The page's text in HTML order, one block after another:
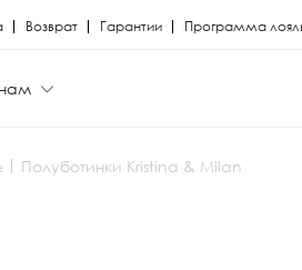
Возврат Гарантии Программа
Полуботинки Kristina & Milan